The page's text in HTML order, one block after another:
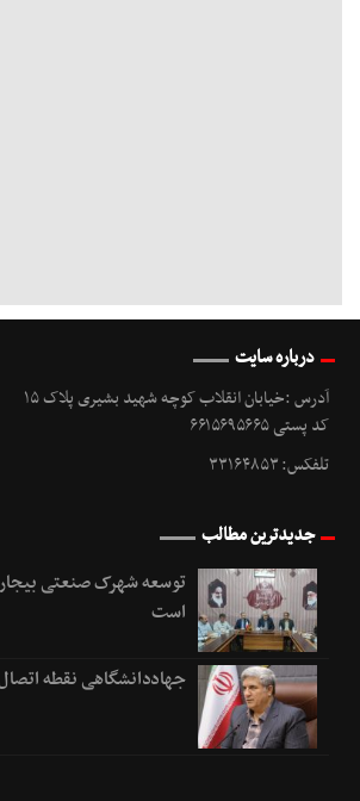
درباره سایت
آدرس :خیابان انقلاب کوچه شهید بشیری پلاک ۱۵
کد پستی ۶۶۱۵۶۹۵۶۶۵
تلفکس: ۳۳۱۶۴۸۵۳
جدیدترین مطالب
توسعه شهرک صنعتی
است
جهاددانشگاهی نقطه